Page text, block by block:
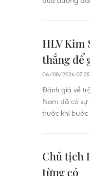
HLV Kim
thắng để
06/08/2026 07:25
Đánh giá về
Nam đã có
trước khi bước
Chủ tịch
từng có